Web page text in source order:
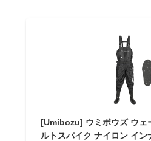
[Umibozu] ウミボウズ ウェ
ルトスパイク ナイロン イン